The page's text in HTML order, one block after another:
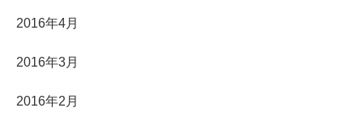
2016年4月
2016年3月
2016年2月